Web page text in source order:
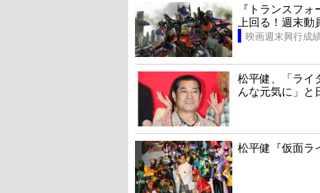
『トランスフ
上回る！週末動
映画週末興行成
松平健、「ライ
んな元気に」と
松平健『仮面ラ